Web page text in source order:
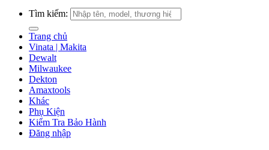
Tìm kiếm:
Trang chủ
Vinata | Makita
Dewalt
Milwaukee
Dekton
Amaxtools
Khác
Phụ Kiện
Kiểm Tra Bảo Hành
Đăng nhập